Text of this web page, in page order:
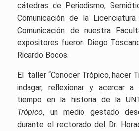
cátedras de Periodismo,
Comunicación de la
Comunicación de nuestra
expositores fueron Diego
Ricardo Bocos.
El taller “Conocer Trópico, hacer
indagar, reflexionar y acercar
tiempo en la historia de la
Trópico, un medio gestado
durante el rectorado del Dr.